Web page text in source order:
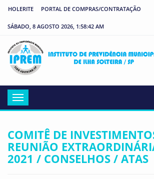
HOLERITE PORTAL DE COMPRAS/CONTRATAÇÃO
SÁBADO, 8 AGOSTO 2026, 1:58:42 AM
Menu
COMITÊ DE
REUNIÃO
2021 / CONSELHOS / ATAS